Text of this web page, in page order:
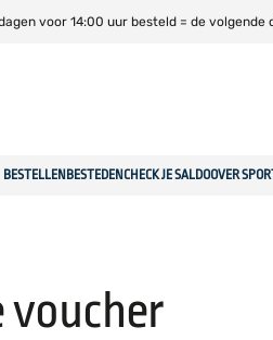
voor 14:00 uur besteld = de volgende
BESTELLEN BESTEDEN CHECK JE SALDOOVER
voucher